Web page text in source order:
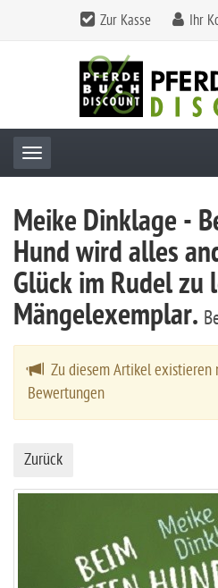
Zur Kasse Ihr
Toggle navigation
Meike Dinklage -
Hund wird alles
Glück im Rudel zu
Mängelexemplar.
Zu diesem Artikel existieren
Bewertungen
Zurück